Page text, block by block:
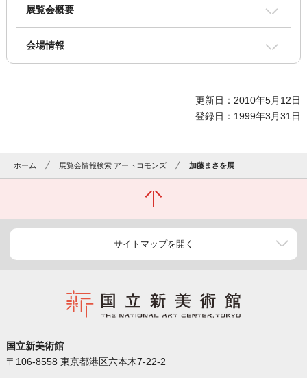
展覧会概要
会場情報
更新日：2010年5月12日
登録日：1999年3月31日
ホーム 展覧会情報検索 アートコモンズ 加藤まさを展
サイトマップを開く
国立新美術館
〒106-8558 東京都港区六本木7-22-2